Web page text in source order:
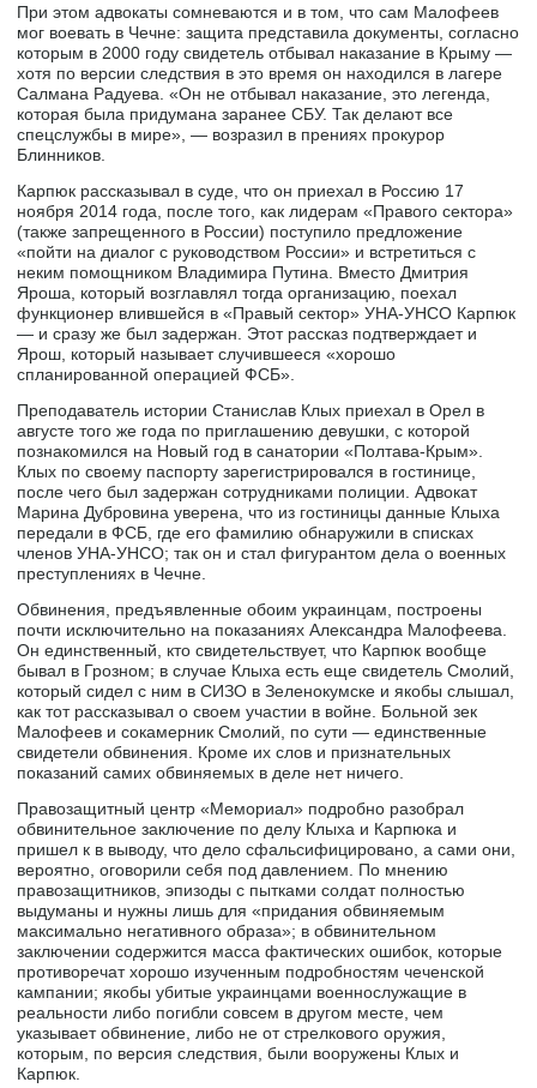
При этом адвокаты сомневаются и в том, что сам Малофеев
мог воевать в Чечне: защита представила документы, согласно
которым в 2000 году свидетель отбывал наказание в Крыму —
хотя по версии следствия в это время он находился в лагере
Салмана Радуева. «Он не отбывал наказание, это легенда,
которая была придумана заранее СБУ. Так делают все
спецслужбы в мире», — возразил в прениях прокурор
Блинников.
Карпюк рассказывал в суде, что он приехал в Россию 17
ноября 2014 года, после того, как лидерам «Правого сектора»
(также запрещенного в России) поступило предложение
«пойти на диалог с руководством России» и встретиться с
неким помощником Владимира Путина. Вместо Дмитрия
Яроша, который возглавлял тогда организацию, поехал
функционер влившейся в «Правый сектор» УНА-УНСО Карпюк
— и сразу же был задержан. Этот рассказ подтверждает и
Ярош, который называет случившееся «хорошо
спланированной операцией ФСБ».
Преподаватель истории Станислав Клых приехал в Орел в
августе того же года по приглашению девушки, с которой
познакомился на Новый год в санатории «Полтава-Крым».
Клых по своему паспорту зарегистрировался в гостинице,
после чего был задержан сотрудниками полиции. Адвокат
Марина Дубровина уверена, что из гостиницы данные Клыха
передали в ФСБ, где его фамилию обнаружили в списках
членов УНА-УНСО; так он и стал фигурантом дела о военных
преступлениях в Чечне.
Обвинения, предъявленные обоим украинцам, построены
почти исключительно на показаниях Александра Малофеева.
Он единственный, кто свидетельствует, что Карпюк вообще
бывал в Грозном; в случае Клыха есть еще свидетель Смолий,
который сидел с ним в СИЗО в Зеленокумске и якобы слышал,
как тот рассказывал о своем участии в войне. Больной зек
Малофеев и сокамерник Смолий, по сути — единственные
свидетели обвинения. Кроме их слов и признательных
показаний самих обвиняемых в деле нет ничего.
Правозащитный центр «Мемориал» подробно разобрал
обвинительное заключение по делу Клыха и Карпюка и
пришел к в выводу, что дело сфальсифицировано, а сами они,
вероятно, оговорили себя под давлением. По мнению
правозащитников, эпизоды с пытками солдат полностью
выдуманы и нужны лишь для «придания обвиняемым
максимально негативного образа»; в обвинительном
заключении содержится масса фактических ошибок, которые
противоречат хорошо изученным подробностям чеченской
кампании; якобы убитые украинцами военнослужащие в
реальности либо погибли совсем в другом месте, чем
указывает обвинение, либо не от стрелкового оружия,
которым, по версия следствия, были вооружены Клых и
Карпюк.